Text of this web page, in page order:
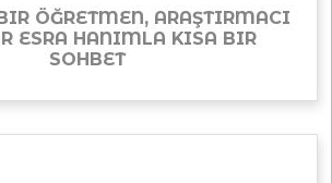
ÖĞRETMEN, ARAŞTIRMACI
ESRA HANIMLA KISA BIR
SOHBET